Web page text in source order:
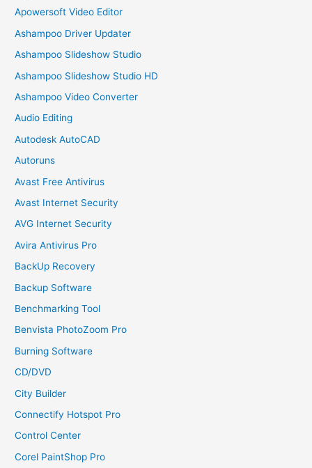
Apowersoft Video Editor
Ashampoo Driver Updater
Ashampoo Slideshow Studio
Ashampoo Slideshow Studio HD
Ashampoo Video Converter
Audio Editing
Autodesk AutoCAD
Autoruns
Avast Free Antivirus
Avast Internet Security
AVG Internet Security
Avira Antivirus Pro
BackUp Recovery
Backup Software
Benchmarking Tool
Benvista PhotoZoom Pro
Burning Software
CD/DVD
City Builder
Connectify Hotspot Pro
Control Center
Corel PaintShop Pro